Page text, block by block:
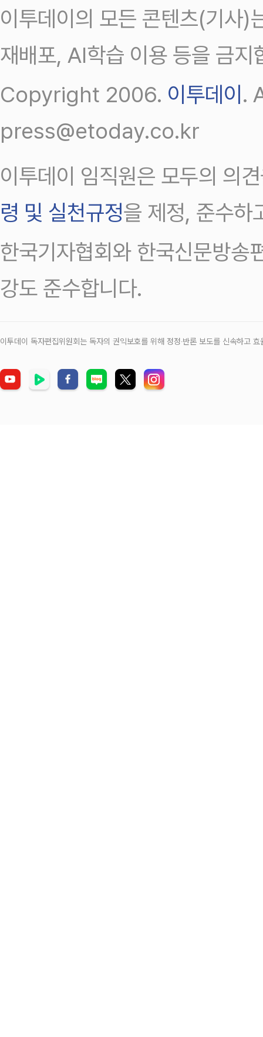
이투데이의 모든 콘텐츠(기사)
재배포, AI학습 이용 등을 금지
Copyright 2006. 이투데이.
press@etoday.co.kr
이투데이 임직원은 모두의 의
령 및 실천규정을 제정, 준수하
한국기자협회와 한국신문방송
강도 준수합니다.
이투데이 독자편집위원회는 독자의 권익보호를 위해 정정‧반론 보도를 신속하고